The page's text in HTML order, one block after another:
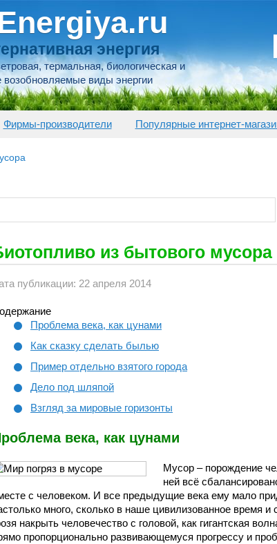
энергия
термальная, биологическая и
возобновляемые виды энергии
Фирмы-производители Популярные интернет-
из бытового мусора
публикации: 22 апреля 2014
Проблема века, как цунами
Как сказку сделать былью
Пример отдельно взятого города
Дело под шляпой
Взгляд за мировые горизонты
века, как цунами
Мусор – порождение
ней всё
с человеком. И все предыдущие века ему мало
много, сколько в наше цивилизованное время
накрыть человечество с головой, как гигантская
пропорционально развивающемуся прогрессу и